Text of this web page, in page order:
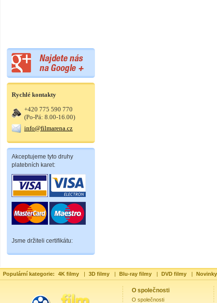
Rychlé kontakty
+420 775 590 770
(Po-Pá: 8.00-16.00)
info@filmarena.cz
Akceptujeme tyto druhy
platebních karet:
Jsme držiteli certifikátu:
Populární kategorie: 4K filmy | 3D filmy | Blu-ray filmy | DVD filmy |
O společnosti
O společnosti